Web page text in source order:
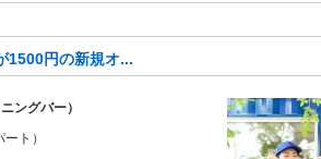
1500円の新規オ...
ングバー）
ト）